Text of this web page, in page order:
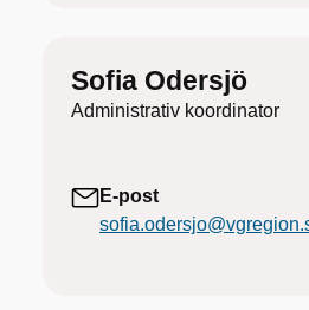
Sofia Odersjö
Administrativ koordinator
E-post